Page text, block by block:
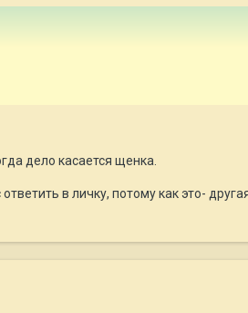
дело касается щенка.
в личку, потому как это-